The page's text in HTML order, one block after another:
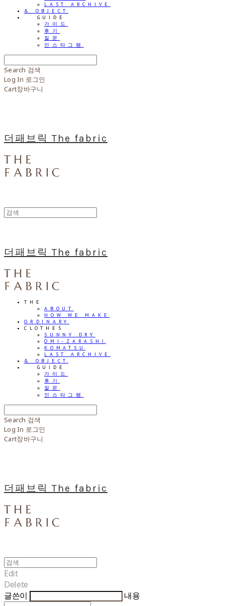
LAST ARCHIVE
& OBJECT
⠀⠀GUIDE
가이드
후기
질문
인스타그램
Search 검색
Log In 로그인
Cart장바구니
더패브릭 The fabric
더패브릭 The fabric
THE
ABOUT
HOW WE MAKE
ORDINARY
CLOTHES
SUNNY DRY
OMI-ZARASHI
KOMATSU
LAST ARCHIVE
& OBJECT
⠀⠀GUIDE
가이드
후기
질문
인스타그램
Search 검색
Log In 로그인
Cart장바구니
더패브릭 The fabric
Edit
Delete
글쓴이
내용